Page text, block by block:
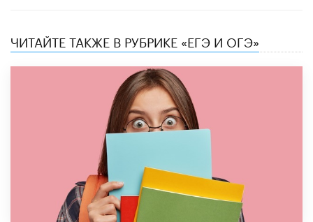
ЧИТАЙТЕ ТАКЖЕ В РУБРИКЕ «ЕГЭ И ОГЭ»